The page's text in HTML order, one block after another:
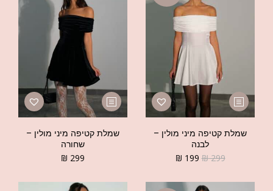
שמלת קטיפה מיני מולין –
לבנה
₪299
₪ 199
שמלת קטיפה מיני מולין –
שחורה
₪ 299